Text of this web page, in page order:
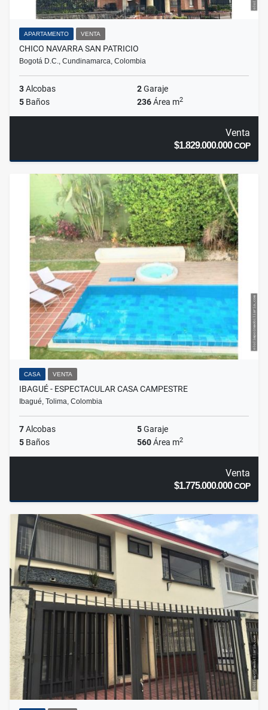
APARTAMENTO VENTA
CHICO NAVARRA SAN PATRICIO
Bogotá D.C., Cundinamarca, Colombia
3Alcobas 2Garaje
5 Baños 236Área m2
Venta
$1.829.000.000COP
CASA VENTA
IBAGUÉ - ESPECTACULAR CASA CAMPESTRE
Ibagué, Tolima, Colombia
7Alcobas 5Garaje
5 Baños 560Área m2
Venta
$1.775.000.000COP